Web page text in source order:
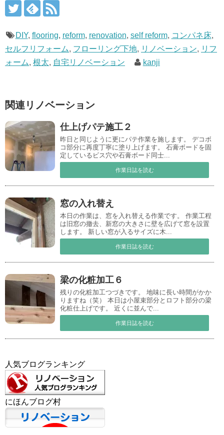
DIY, flooring, reform, renovation, self reform, コンパネ床,
セルフリフォーム, フローリング下地, リノベーション, リフ
ォーム, 根太, 自宅リノベーション kanji
関連リノベーション
仕上げパテ施工２
昨日と同じように更にパテ作業を施します。 デコボ
コ部分に再度丁寧に塗り上げます。 石膏ボードを固
定しているビス穴や石膏ボード同士...
作業日誌を読む
窓の入れ替え
本日の作業は、窓を入れ替える作業です。 作業工程
は旧窓の撤去、新窓の大きさに壁を広げて窓を設置
します。 新しい窓が入るサイズに木...
作業日誌を読む
梁の化粧加工６
残りの化粧加工つづきです。 地味に長い時間がかか
りますね（笑） 本日は小屋束部分とロフト部分の梁
化粧仕上げです。 近くに並んで...
作業日誌を読む
人気ブログランキング
にほんブログ村